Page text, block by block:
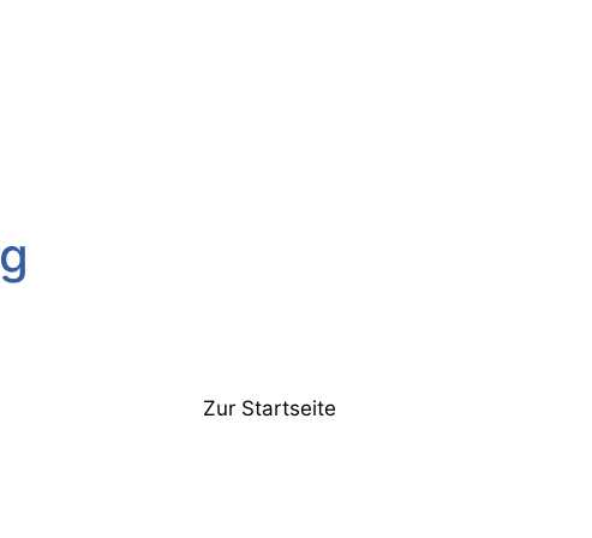
Zur Startseite